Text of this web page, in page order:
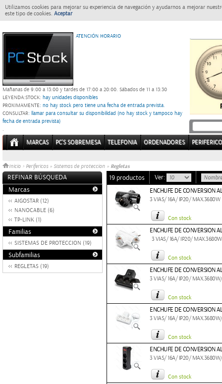
Utilizamos cookies para mejorar su experiencia de navegación y ayudarnos a mejorar
este tipo de cookies. Aceptar
ATENCIÓN HORARIO
Mañanas de 9:00 a 13:00 y tardes de 17:00 a 20:00. Sábados de 11 a 13:30
LEYENDA:STOCK: hay unidades disponibles
PROXIMAMENTE: no hay stock pero tiene una fecha de entrada prevista.
CONSULTAR: llamar para consultar su disponibilidad (no hay stock y tampoco hay
fecha de entrada prevista)
.
MARCAS PC'S SOBREMESA TELEFONIA ORDENADORES
Inicio > Perifericos » Sistemas de proteccion » Regletas
REFINAR BÚSQUEDA
Marcas
AIGOSTAR (12)
NANOCABLE (6)
TP-LINK (1)
Familias
SISTEMAS DE PROTECCION (19)
Subfamilias
REGLETAS (19)
19 productos Ver:
ENCHUFE DE CONVERSION
3 VIAS/ 16A/ IP20/ MAX.3680W
Con stock
ENCHUFE DE CONVERSION
3 VIAS/ 16A/ IP20/ MAX.3680W
Con stock
ENCHUFE DE CONVERSION
3 VIAS/ 16A/ IP20/ MAX.3680W/
Con stock
ENCHUFE DE CONVERSION
3 VIAS/ 16A/ IP20/ MAX.3680W/
Con stock
ENCHUFE DE CONVERSION
3 VIAS/ 16A/ IP20/ MAX.3680W/
Con stock